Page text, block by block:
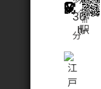
／
h~
㎡
江
駅
30
分